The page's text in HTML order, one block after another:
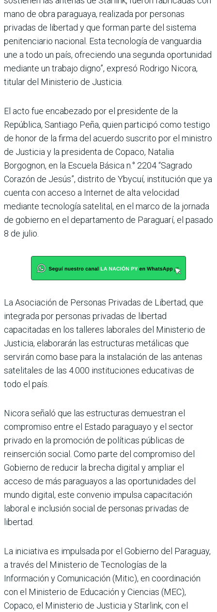
mano de obra paraguaya, realizada por personas
privadas de libertad y que forman parte del sistema
penitenciario nacional. Esta tecnología de vanguardia
une a todo un país, ofreciendo una segunda oportunidad
mediante un trabajo digno”, expresó Rodrigo Nicora,
titular del Ministerio de Justicia.
El acto fue encabezado por el presidente de la
República, Santiago Peña, quien participó como testigo
de honor de la firma del acuerdo suscrito por el ministro
de Justicia y la presidenta de Copaco, Natalia
Borgognon, en la Escuela Básica n.° 2204 “Sagrado
Corazón de Jesús”, distrito de Ybycuí, institución que ya
cuenta con acceso a Internet de alta velocidad
mediante tecnología satelital, en el marco de la jornada
de gobierno en el departamento de Paraguarí, el pasado
8 de julio.
La Asociación de Personas Privadas de Libertad, que
integrada por personas privadas de libertad
capacitadas en los talleres laborales del Ministerio de
Justicia, elaborarán las estructuras metálicas que
servirán como base para la instalación de las antenas
satelitales de las 4.000 instituciones educativas de
todo el país.
Nicora señaló que las estructuras demuestran el
compromiso entre el Estado paraguayo y el sector
privado en la promoción de políticas públicas de
reinserción social. Como parte del compromiso del
Gobierno de reducir la brecha digital y ampliar el
acceso de más paraguayos a las oportunidades del
mundo digital, este convenio impulsa capacitación
laboral e inclusión social de personas privadas de
libertad.
La iniciativa es impulsada por el Gobierno del Paraguay,
a través del Ministerio de Tecnologías de la
Información y Comunicación (Mitic), en coordinación
con el Ministerio de Educación y Ciencias (MEC),
Copaco, el Ministerio de Justicia y Starlink, con el